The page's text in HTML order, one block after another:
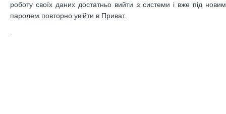
роботу своїх даних достатньо вийти з системи і вже під новим
паролем повторно увійти в Приват.